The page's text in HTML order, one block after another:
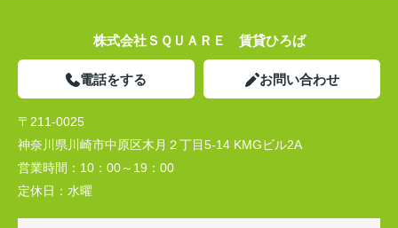
株式会社ＳＱＵＡＲＥ 賃貸ひろば
電話をする お問い合わせ
〒211-0025
神奈川県川崎市中原区木月２丁目5-14 KMGビル2A
営業時間： 10：00～19：00
定休日： 水曜